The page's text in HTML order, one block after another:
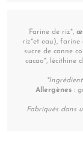
Farine de riz*,
riz*et eau), farine
sucre de canne
cacao*, lécithine
Allergènes :
Fabriqués dans